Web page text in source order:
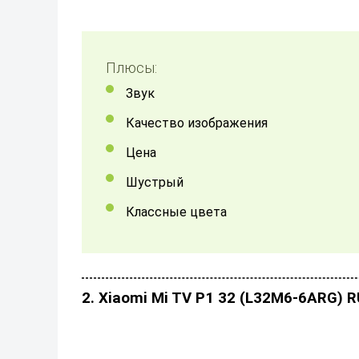
Плюсы:
звук
качество изображения
цена
шустрый
классные цвета
2. Xiaomi Mi TV P1 32 (L32M6-6ARG)